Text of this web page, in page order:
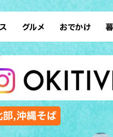
グルメ
ラーメン
テイクアウト
すし・魚料理 和食
沖縄料理 アジア
中華 イ
おでかけ
デート
散歩 フ
部,沖縄そば